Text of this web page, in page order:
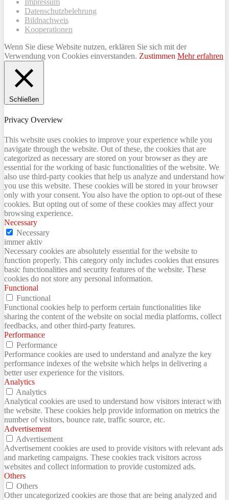
Datenschutzbelehrung
Bildnachweis
Kooperationen
Wenn Sie diese Website nutzen, erklären Sie sich mit der
Verwendung von Cookies einverstanden. Zustimmen Mehr erfahren
Schließen
Privacy Overview
This website uses cookies to improve your experience while you
navigate through the website. Out of these, the cookies that are
categorized as necessary are stored on your browser as they are
essential for the working of basic functionalities of the website. We
also use third-party cookies that help us analyze and understand how
you use this website. These cookies will be stored in your browser
only with your consent. You also have the option to opt-out of these
cookies. But opting out of some of these cookies may affect your
browsing experience.
Necessary
Necessary
immer aktiv
Necessary cookies are absolutely essential for the website to
function properly. This category only includes cookies that ensures
basic functionalities and security features of the website. These
cookies do not store any personal information.
Functional
Functional
Functional cookies help to perform certain functionalities like
sharing the content of the website on social media platforms, collect
feedbacks, and other third-party features.
Performance
Performance
Performance cookies are used to understand and analyze the key
performance indexes of the website which helps in delivering a
better user experience for the visitors.
Analytics
Analytics
Analytical cookies are used to understand how visitors interact with
the website. These cookies help provide information on metrics the
number of visitors, bounce rate, traffic source, etc.
Advertisement
Advertisement
Advertisement cookies are used to provide visitors with relevant ads
and marketing campaigns. These cookies track visitors across
websites and collect information to provide customized ads.
Others
Others
Other uncategorized cookies are those that are being analyzed and